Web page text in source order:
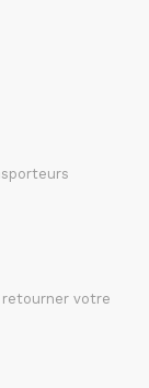
retourner votre